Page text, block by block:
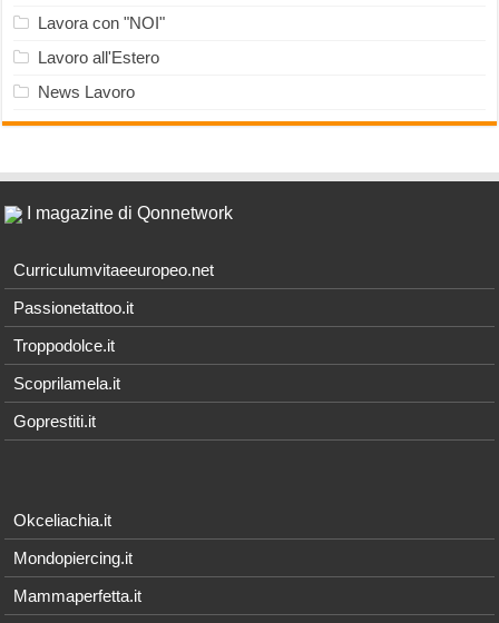
Lavora con "NOI"
Lavoro all'Estero
News Lavoro
I magazine di Qonnetwork
Curriculumvitaeeuropeo.net
Passionetattoo.it
Troppodolce.it
Scoprilamela.it
Goprestiti.it
Okceliachia.it
Mondopiercing.it
Mammaperfetta.it